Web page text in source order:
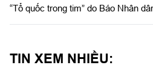
“Tổ quốc trong tim” do Báo Nhân
TIN XEM NHIỀU: